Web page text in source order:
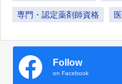
専門・認定薬剤師資格
Follow
on Facebook